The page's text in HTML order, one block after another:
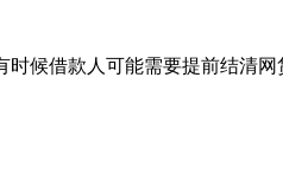
候借款人可能需要提前结清